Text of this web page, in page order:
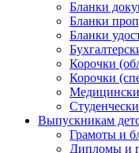
Бланки
Бланки
Бланки
Корочки
Корочки
Выпускникам
Грамоты и
Дипломы и